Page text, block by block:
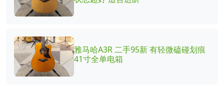
雅马哈A3R 二手95新 有轻微磕碰划痕
41寸全单电箱